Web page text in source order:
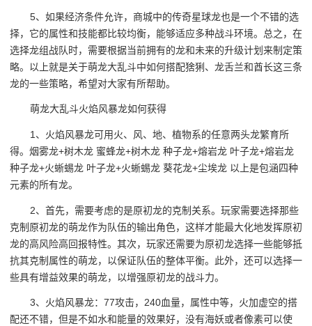
5、如果经济条件允许，商城中的传奇星球龙也是一个不错的选
择，它的属性和技能都比较均衡，能够适应多种战斗环境。总之，在
选择龙组战队时，需要根据当前拥有的龙和未来的升级计划来制定策
略。以上就是关于萌龙大乱斗中如何搭配猞猁、龙舌兰和酋长这三条
龙的一些策略，希望对大家有所帮助。
萌龙大乱斗火焰风暴龙如何获得
1、火焰风暴龙可用火、风、地、植物系的任意两头龙繁育所
得。烟雾龙+树木龙 蜜蜂龙+树木龙 种子龙+熔岩龙 叶子龙+熔岩龙
种子龙+火蜥蜴龙 叶子龙+火蜥蜴龙 葵花龙+尘埃龙 以上是包涵四种
元素的所有龙。
2、首先，需要考虑的是原初龙的克制关系。玩家需要选择那些
克制原初龙的萌龙作为队伍的输出角色，这样才能最大化地发挥原初
龙的高风险高回报特性。其次，玩家还需要为原初龙选择一些能够抵
抗其克制属性的萌龙，以保证队伍的整体平衡。此外，还可以选择一
些具有增益效果的萌龙，以增强原初龙的战斗力。
3、火焰风暴龙：77攻击，240血量，属性中等，火加虚空的搭
配还不错，但是不如水和能量的效果好，没有海妖或者像素可以使